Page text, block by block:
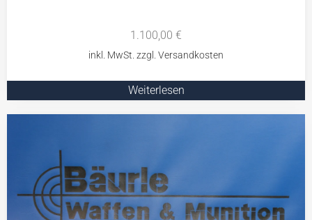
1.100,00 €
Weiterlesen